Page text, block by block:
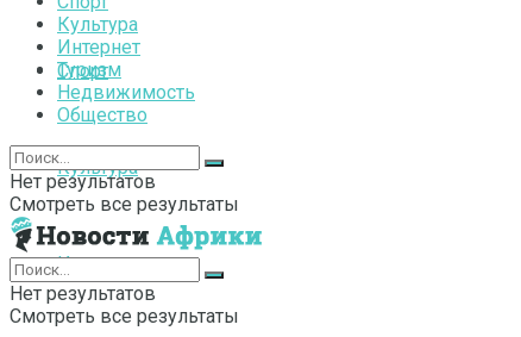
Спорт
Культура
Интернет
Культура
Интернет
Туризм
Недвижимость
Общество
Нет результатов
Смотреть все результаты
Нет результатов
Смотреть все результаты